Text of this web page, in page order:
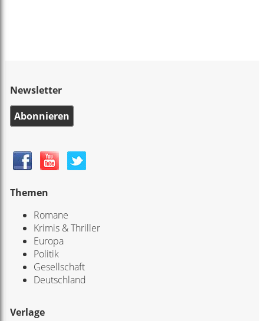
Newsletter
Abonnieren
Themen
Romane
Krimis & Thriller
Europa
Politik
Gesellschaft
Deutschland
Verlage